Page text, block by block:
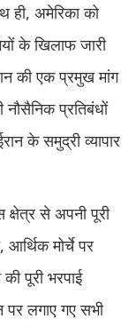
ही, अमेरिका को
के खिलाफ जारी
की एक प्रमुख मांग
नौसैनिक प्रतिबंधों
के समुद्री व्यापार
क्षेत्र से अपनी पूरी
मोर्चे पर
पूरी भरपाई
पर लगाए गए सभी